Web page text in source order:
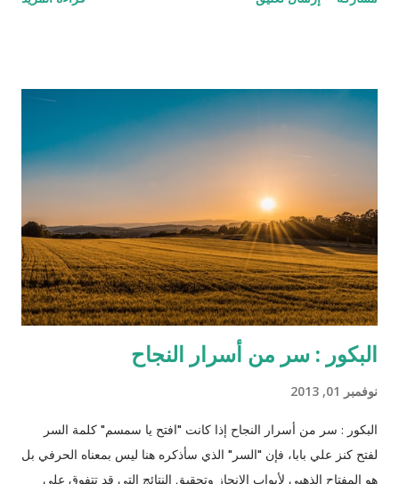
الحكومة جوائز نقدية. ننتقل إلى المشهد الذي يترقب فيه المشاهد
كمان) الذي قرر مساعدته لتحرير زوجته من العبودية بعد أن عرف أنها
تعيش في مزرعة الإقطاعي كاندي الذي يمتلك الكثير من العبيد (اللي
بده يحضر الفيلم ما يكمل قراءة!). تسير كل الأمور على ما يرام حتى
يلاحظ رئيس الخدم علاقة خفية صعب إخفاءها بين الزوج وزوجته، وقد
كان رئيس الخدم ستيفين معروف بولائه الذي لا يعرف الحدود
والمصلحة المادية بل ظهر متيماً بسيده وأكثر غلظة منه على سائر
العبيد، واكتشف خطة جانجو وا...
البكور : سر من أسرار النجاح
نوفمبر 01, 2013
البكور : سر من أسرار النجاح إذا كانت "افتح يا سمسم" كلمة السر
لفتح كنز علي بابا، فإن "السر" الذي سأذكره هنا ليس بمعناه الحرفي بل
هو المفتاح الذهبي لأبواب الانجاز وتحقيق النتائج التي قد تتفوق على